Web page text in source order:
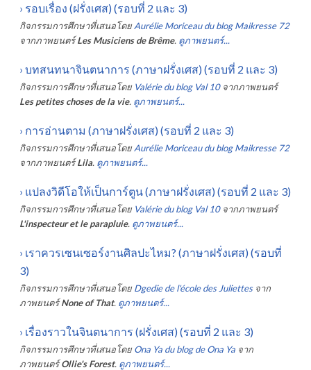
› รอบเรื่อง (ฝรั่งเศส) (รอบที่ 2 และ 3)
กิจกรรมการศึกษาที่เสนอโดย Aurélie Moriceau du blog Maikresse 72
จากภาพยนตร์ Les Musiciens de Brême. ดูภาพยนตร์...
› บทสนทนาจินตนาการ (ภาษาฝรั่งเศส) (รอบที่ 2 และ 3)
กิจกรรมการศึกษาที่เสนอโดย Valérie du blog Val 10 จากภาพยนตร์
Les petites choses de la vie. ดูภาพยนตร์...
› การอ่านตาม (ภาษาฝรั่งเศส) (รอบที่ 2 และ 3)
กิจกรรมการศึกษาที่เสนอโดย Aurélie Moriceau du blog Maikresse 72
จากภาพยนตร์ Lila. ดูภาพยนตร์...
› แปลงวิดีโอให้เป็นการ์ตูน (ภาษาฝรั่งเศส) (รอบที่ 2 และ 3)
กิจกรรมการศึกษาที่เสนอโดย Valérie du blog Val 10 จากภาพยนตร์
L'inspecteur et le parapluie. ดูภาพยนตร์...
› เราควรเซนเซอร์งานศิลปะไหม? (ภาษาฝรั่งเศส) (รอบที่
3)
กิจกรรมการศึกษาที่เสนอโดย Dgedie de l'école des Juliettes จาก
ภาพยนตร์ None of That. ดูภาพยนตร์...
› เรื่องราวในจินตนาการ (ฝรั่งเศส) (รอบที่ 2 และ 3)
กิจกรรมการศึกษาที่เสนอโดย Ona Ya du blog de Ona Ya จาก
ภาพยนตร์ Ollie's Forest. ดูภาพยนตร์...